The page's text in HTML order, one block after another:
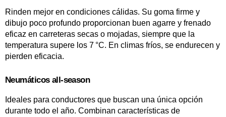
Rinden mejor en condiciones cálidas. Su goma firme y
dibujo poco profundo proporcionan buen agarre y frenado
eficaz en carreteras secas o mojadas, siempre que la
temperatura supere los 7 °C. En climas fríos, se endurecen y
pierden eficacia.
Neumáticos all-season
Ideales para conductores que buscan una única opción
durante todo el año. Combinan características de